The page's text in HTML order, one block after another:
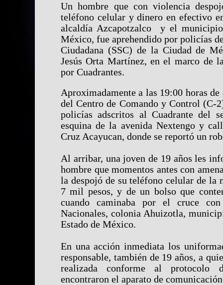
Un hombre que con violencia
teléfono celular y dinero en efectivo
alcaldía Azcapotzalco y el
México, fue aprehendido por policías
Ciudadana (SSC) de la Ciudad de
Jesús Orta Martínez, en el marco de
por Cuadrantes.
Aproximadamente a las 19:00 horas
del Centro de Comando y Control (C-
policías adscritos al Cuadrante del
esquina de la avenida Nextengo y
Cruz Acayucan, donde se reportó un
Al arribar, una joven de 19 años les
hombre que momentos antes con
la despojó de su teléfono celular de la
7 mil pesos, y de un bolso que
cuando caminaba por el cruce
Nacionales, colonia Ahuizotla,
Estado de México.
En una acción inmediata los
responsable, también de 19 años, a
realizada conforme al protocolo
encontraron el aparato de